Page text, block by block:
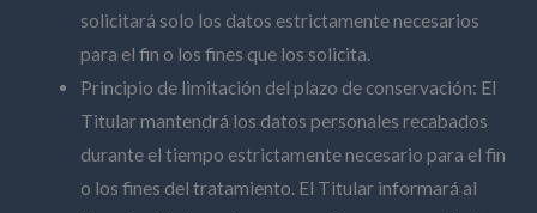
solicitará solo los datos estrictamente necesarios
para el fin o los fines que los solicita.
Principio de limitación del plazo de conservación: El
Titular mantendrá los datos personales recabados
durante el tiempo estrictamente necesario para el fin
o los fines del tratamiento. El Titular informará al